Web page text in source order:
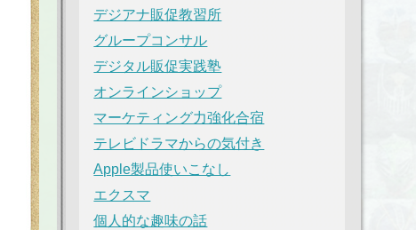
デジアナ販促教習所
グループコンサル
デジタル販促実践塾
オンラインショップ
マーケティング力強化合宿
テレビドラマからの気付き
Apple製品使いこなし
エクスマ
個人的な趣味の話